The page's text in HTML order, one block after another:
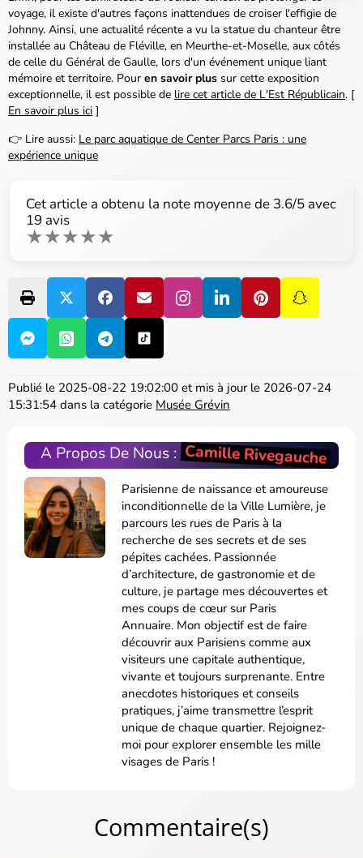
voyage, il existe d'autres façons inattendues de croiser l'effigie de
Johnny. Ainsi, une actualité récente a vu la statue du chanteur être
installée au Château de Fléville, en Meurthe-et-Moselle, aux côtés
de celle du Général de Gaulle, lors d'un événement unique liant
mémoire et territoire. Pour en savoir plus sur cette exposition
exceptionnelle, il est possible de lire cet article de L'Est Républicain. [
En savoir plus ici ]
👉 Lire aussi: Le parc aquatique de Center Parcs Paris : une
expérience unique
Cet article a obtenu la note moyenne de 3.6/5 avec
19 avis
★★★★★
Publié le 2025-08-22 19:02:00 et mis à jour le 2026-07-24
15:31:54 dans la catégorie Musée Grévin
A Propos De Nous :Camille Rivegauche
Parisienne de naissance et amoureuse
inconditionnelle de la Ville Lumière, je
parcours les rues de Paris à la
recherche de ses secrets et de ses
pépites cachées. Passionnée
d’architecture, de gastronomie et de
culture, je partage mes découvertes et
mes coups de cœur sur Paris
Annuaire. Mon objectif est de faire
découvrir aux Parisiens comme aux
visiteurs une capitale authentique,
vivante et toujours surprenante. Entre
anecdotes historiques et conseils
pratiques, j’aime transmettre l’esprit
unique de chaque quartier. Rejoignez-
moi pour explorer ensemble les mille
visages de Paris !
Commentaire(s)